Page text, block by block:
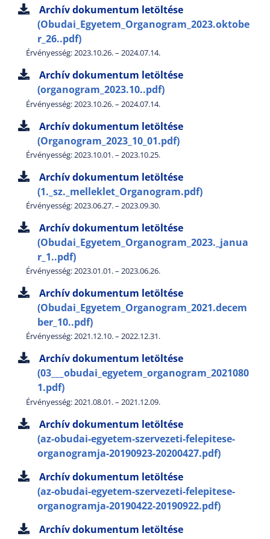
Archív dokumentum letöltése
(Obudai_Egyetem_Organogram_2023.oktobe
r_26..pdf)
Érvényesség: 2023.10.26. – 2024.07.14.
Archív dokumentum letöltése
(organogram_2023.10..pdf)
Érvényesség: 2023.10.26. – 2024.07.14.
Archív dokumentum letöltése
(Organogram_2023_10_01.pdf)
Érvényesség: 2023.10.01. – 2023.10.25.
Archív dokumentum letöltése
(1._sz._melleklet_Organogram.pdf)
Érvényesség: 2023.06.27. – 2023.09.30.
Archív dokumentum letöltése
(Obudai_Egyetem_Organogram_2023._janua
r_1..pdf)
Érvényesség: 2023.01.01. – 2023.06.26.
Archív dokumentum letöltése
(Obudai_Egyetem_Organogram_2021.decem
ber_10..pdf)
Érvényesség: 2021.12.10. – 2022.12.31.
Archív dokumentum letöltése
(03___obudai_egyetem_organogram_2021080
1.pdf)
Érvényesség: 2021.08.01. – 2021.12.09.
Archív dokumentum letöltése
(az-obudai-egyetem-szervezeti-felepitese-
organogramja-20190923-20200427.pdf)
Archív dokumentum letöltése
(az-obudai-egyetem-szervezeti-felepitese-
organogramja-20190422-20190922.pdf)
Archív dokumentum letöltése